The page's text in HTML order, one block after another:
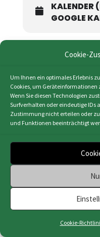
Cookie-
Um Ihnen ein optimales Erlebnis
Cookies, um
Wenn Sie diesen Technologien
Surfverhalten oder eindeutige IDs
Zustimmung nicht erteilen oder
und Funktionen beeinträchtigt
Cookie-
KALENDER
GOOGLE
Impressum|
(EU)|Webdesign